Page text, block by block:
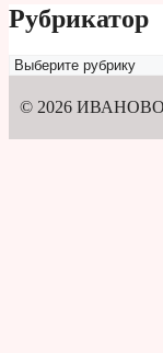
Рубрикатор
Рубрикатор
© 2026